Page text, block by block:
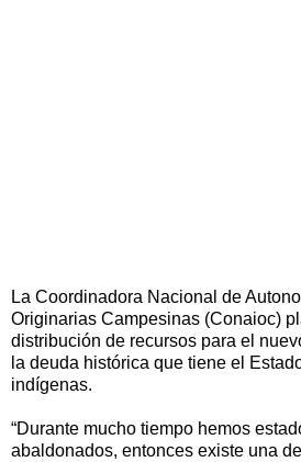
La Coordinadora Nacional de
Originarias Campesinas (Conaioc)
distribución de recursos para el
la deuda histórica que tiene el
indígenas.
“Durante mucho tiempo hemos
abaldonados, entonces existe una